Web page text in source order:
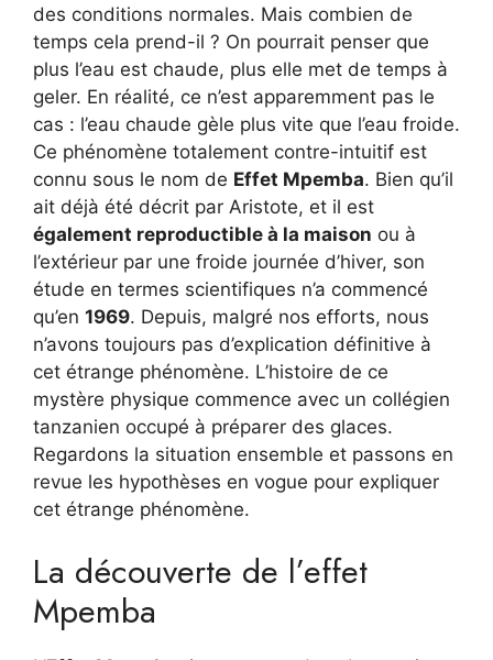
des conditions normales. Mais combien de
temps cela prend-il ? On pourrait penser que
plus l’eau est chaude, plus elle met de temps à
geler. En réalité, ce n’est apparemment pas le
cas : l’eau chaude gèle plus vite que l’eau froide.
Ce phénomène totalement contre-intuitif est
connu sous le nom de Effet Mpemba. Bien qu’il
ait déjà été décrit par Aristote, et il est
également reproductible à la maison ou à
l’extérieur par une froide journée d’hiver, son
étude en termes scientifiques n’a commencé
qu’en 1969. Depuis, malgré nos efforts, nous
n’avons toujours pas d’explication définitive à
cet étrange phénomène. L’histoire de ce
mystère physique commence avec un collégien
tanzanien occupé à préparer des glaces.
Regardons la situation ensemble et passons en
revue les hypothèses en vogue pour expliquer
cet étrange phénomène.
La découverte de l’effet
Mpemba